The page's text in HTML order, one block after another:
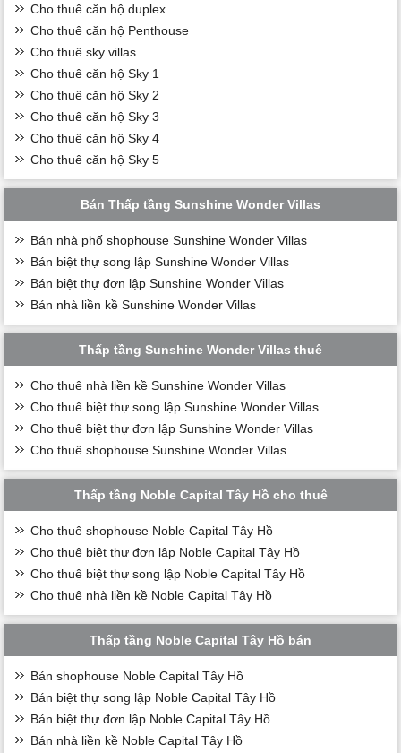
Cho thuê căn hộ duplex
Cho thuê căn hộ Penthouse
Cho thuê sky villas
Cho thuê căn hộ Sky 1
Cho thuê căn hộ Sky 2
Cho thuê căn hộ Sky 3
Cho thuê căn hộ Sky 4
Cho thuê căn hộ Sky 5
Bán Thấp tầng Sunshine Wonder Villas
Bán nhà phố shophouse Sunshine Wonder Villas
Bán biệt thự song lập Sunshine Wonder Villas
Bán biệt thự đơn lập Sunshine Wonder Villas
Bán nhà liền kề Sunshine Wonder Villas
Thấp tầng Sunshine Wonder Villas thuê
Cho thuê nhà liền kề Sunshine Wonder Villas
Cho thuê biệt thự song lập Sunshine Wonder Villas
Cho thuê biệt thự đơn lập Sunshine Wonder Villas
Cho thuê shophouse Sunshine Wonder Villas
Thấp tầng Noble Capital Tây Hồ cho thuê
Cho thuê shophouse Noble Capital Tây Hồ
Cho thuê biệt thự đơn lập Noble Capital Tây Hồ
Cho thuê biệt thự song lập Noble Capital Tây Hồ
Cho thuê nhà liền kề Noble Capital Tây Hồ
Thấp tầng Noble Capital Tây Hồ bán
Bán shophouse Noble Capital Tây Hồ
Bán biệt thự song lập Noble Capital Tây Hồ
Bán biệt thự đơn lập Noble Capital Tây Hồ
Bán nhà liền kề Noble Capital Tây Hồ